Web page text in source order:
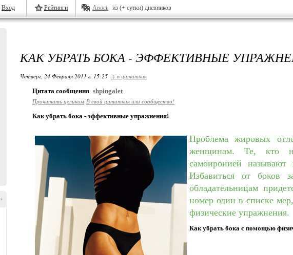
Вход Рейтинги Авось из (+ сутки) дневников
-
КАК УБРАТЬ БОКА - ЭФФЕКТИВНЫЕ
Четверг, 24 Февраля 2011 г. 15:25 + в цитатник
Цитата сообщения shpingalet
Прочитать целиком В свой цитатник или сообщество!
Как убрать бока - эффективные упражнения!
Проблема жировых
женщинам. Те, кто
самоиронией называют
Избавиться от боков
обладательницам
номер один в списке
физические упражнения.
Как убрать бока с помощью